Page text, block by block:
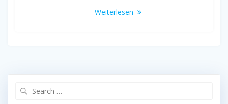
Weiterlesen